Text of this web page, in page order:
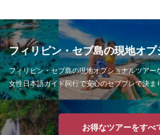
フィリピン・セブ島の現地オ
フィリピン・セブ島の現地オプショナルツアー
女性日本語ガイド同行で安心のセブプレで決
お得なツアーをすべ